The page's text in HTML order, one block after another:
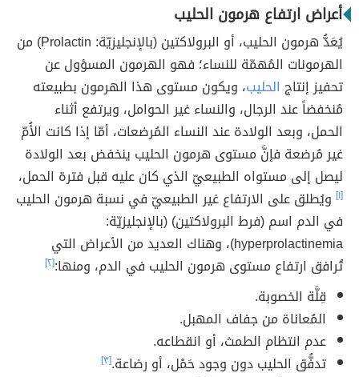
أعراض ارتفاع هرمون الحليب
يُعَدُّ هرمون الحليب، أو البرولاكتين (بالإنجليزيّة: Prolactin) من
الهرمونات المُهمّة للنساء؛ فهو الهرمون المسؤول عن
تحفيز إنتاج الحليب، ويكون مستوى هذا الهرمون بطبيعته
مُنخفضاً عند الرجال، والنساء غير الحوامل، ويرتفع أثناء
الحمل، وبعد الولادة عند النساء المُرضعات، أمّا إذا كانت الأُمّ
غير مُرضعة فإنَّ مستوى هرمون الحليب ينخفض بعد الولادة
ليصل إلى مستواه الطبيعيّ الذي كان عليه قبل فترة الحمل،
[١] ويُطلق على الارتفاع غير الطبيعيّ في نسبة هرمون الحليب
في الدم اسم (فرط البرولاكتين) (بالإنجليزيّة:
hyperprolactinemia)، وهناك العديد من الأعراض التي
تُرافق ارتفاع مستوى هرمون الحليب في الدم، ومنها:[٢]
قِلَّة الخصوبة.
المُعاناة من جفاف المهبل.
عدم انتظام الطمث، أو انقطاعه.
تدفُّق الحليب دون وجود حَمْل، أو رضاعة.[٣]